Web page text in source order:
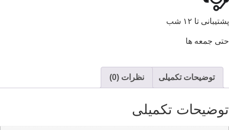
پشتیبانی تا ۱۲ شب
حتی جمعه ها
توضیحات تکمیلی نظرات (0)
توضیحات تکمیلی